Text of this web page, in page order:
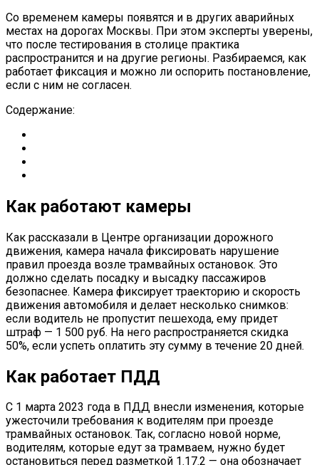
Со временем камеры появятся и в других аварийных
местах на дорогах Москвы. При этом эксперты уверены,
что после тестирования в столице практика
распространится и на другие регионы. Разбираемся, как
работает фиксация и можно ли оспорить постановление,
если с ним не согласен.
Содержание:
Как работают камеры
Как рассказали в Центре организации дорожного
движения, камера начала фиксировать нарушение
правил проезда возле трамвайных остановок. Это
должно сделать посадку и высадку пассажиров
безопаснее. Камера фиксирует траекторию и скорость
движения автомобиля и делает несколько снимков:
если водитель не пропустит пешехода, ему придет
штраф — 1 500 руб. На него распространяется скидка
50%, если успеть оплатить эту сумму в течение 20 дней.
Как работает ПДД
С 1 марта 2023 года в ПДД внесли изменения, которые
ужесточили требования к водителям при проезде
трамвайных остановок. Так, согласно новой норме,
водителям, которые едут за трамваем, нужно будет
остановиться перед разметкой 1.17.2 — она обозначает